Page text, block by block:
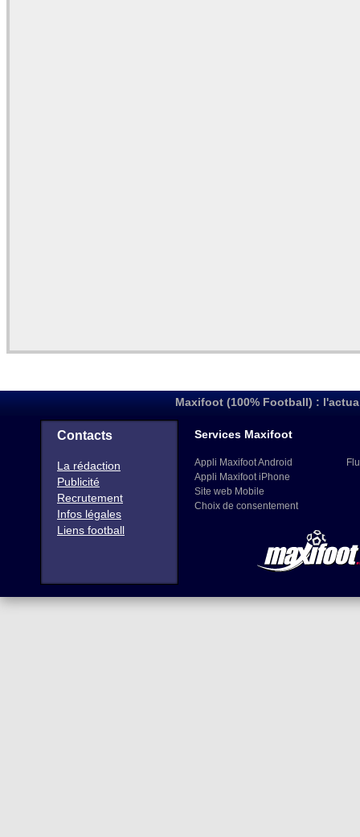
Maxifoot (100% Football) :
Contacts
La rédaction
Publicité
Recrutement
Infos légales
Liens football
Services Maxifoot
Appli Maxifoot Android
Appli Maxifoot iPhone
Site web Mobile
Choix de consentement